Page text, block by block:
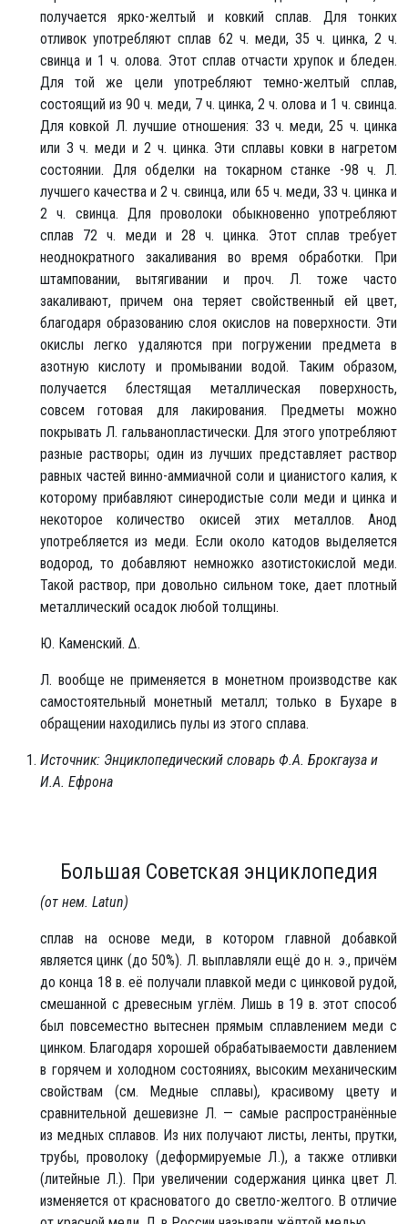
получается ярко-желтый и ковкий сплав. Для тонких
отливок употребляют сплав 62 ч. меди, 35 ч. цинка, 2 ч.
свинца и 1 ч. олова. Этот сплав отчасти хрупок и бледен.
Для той же цели употребляют темно-желтый сплав,
состоящий из 90 ч. меди, 7 ч. цинка, 2 ч. олова и 1 ч. свинца.
Для ковкой Л. лучшие отношения: 33 ч. меди, 25 ч. цинка
или 3 ч. меди и 2 ч. цинка. Эти сплавы ковки в нагретом
состоянии. Для обделки на токарном станке -98 ч. Л.
лучшего качества и 2 ч. свинца, или 65 ч. меди, 33 ч. цинка и
2 ч. свинца. Для проволоки обыкновенно употребляют
сплав 72 ч. меди и 28 ч. цинка. Этот сплав требует
неоднократного закаливания во время обработки. При
штамповании, вытягивании и проч. Л. тоже часто
закаливают, причем она теряет свойственный ей цвет,
благодаря образованию слоя окислов на поверхности. Эти
окислы легко удаляются при погружении предмета в
азотную кислоту и промывании водой. Таким образом,
получается блестящая металлическая поверхность,
совсем готовая для лакирования. Предметы можно
покрывать Л. гальванопластически. Для этого употребляют
разные растворы; один из лучших представляет раствор
равных частей винно-аммиачной соли и цианистого калия, к
которому прибавляют синеродистые соли меди и цинка и
некоторое количество окисей этих металлов. Анод
употребляется из меди. Если около катодов выделяется
водород, то добавляют немножко азотистокислой меди.
Такой раствор, при довольно сильном токе, дает плотный
металлический осадок любой толщины.
Ю. Каменский. Δ.
Л. вообще не применяется в монетном производстве как
самостоятельный монетный металл; только в Бухаре в
обращении находились пулы из этого сплава.
Источник: Энциклопедический словарь Ф.А. Брокгауза и
И.А. Ефрона
Большая Советская энциклопедия
(от нем. Latun)
сплав на основе меди, в котором главной добавкой
является цинк (до 50%). Л. выплавляли ещё до н. э., причём
до конца 18 в. её получали плавкой меди с цинковой рудой,
смешанной с древесным углём. Лишь в 19 в. этот способ
был повсеместно вытеснен прямым сплавлением меди с
цинком. Благодаря хорошей обрабатываемости давлением
в горячем и холодном состояниях, высоким механическим
свойствам (см. Медные сплавы), красивому цвету и
сравнительной дешевизне Л. — самые распространённые
из медных сплавов. Из них получают листы, ленты, прутки,
трубы, проволоку (деформируемые Л.), а также отливки
(литейные Л.). При увеличении содержания цинка цвет Л.
изменяется от красноватого до светло-желтого. В отличие